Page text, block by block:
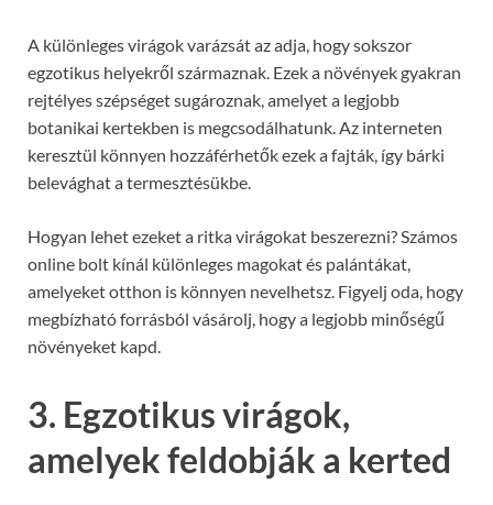
A különleges virágok varázsát az adja, hogy sokszor
egzotikus helyekről származnak. Ezek a növények gyakran
rejtélyes szépséget sugároznak, amelyet a legjobb
botanikai kertekben is megcsodálhatunk. Az interneten
keresztül könnyen hozzáférhetők ezek a fajták, így bárki
belevághat a termesztésükbe.
Hogyan lehet ezeket a ritka virágokat beszerezni? Számos
online bolt kínál különleges magokat és palántákat,
amelyeket otthon is könnyen nevelhetsz. Figyelj oda, hogy
megbízható forrásból vásárolj, hogy a legjobb minőségű
növényeket kapd.
3. Egzotikus virágok,
amelyek feldobják a kerted